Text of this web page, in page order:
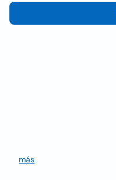
Utilizamos cookies para
más